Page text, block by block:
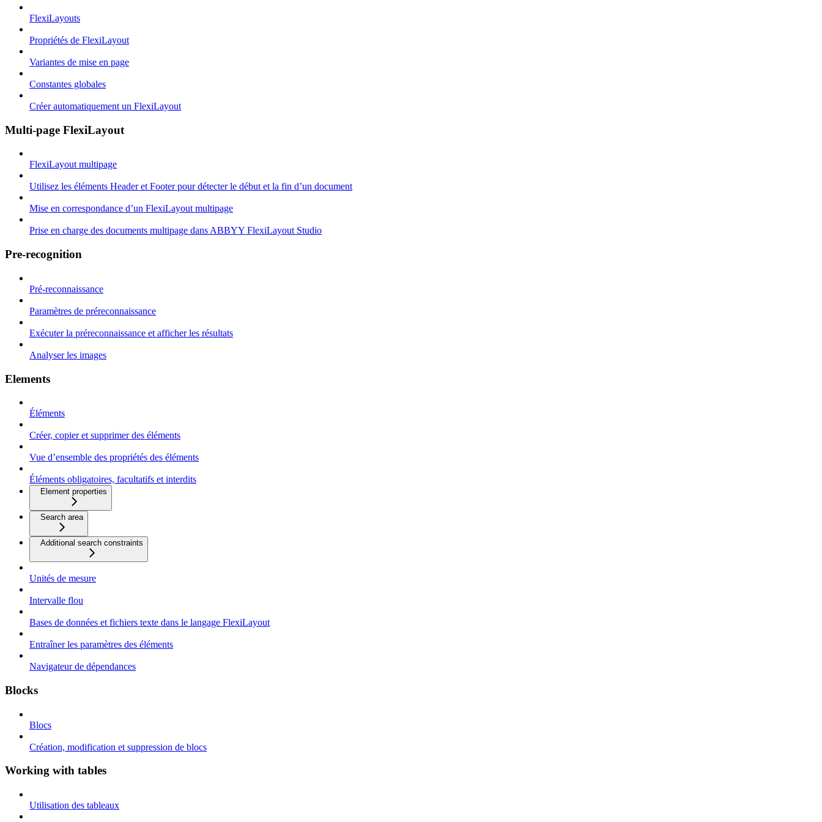
FlexiLayouts
Propriétés de FlexiLayout
Variantes de mise en page
Constantes globales
Créer automatiquement un FlexiLayout
Multi-page FlexiLayout
FlexiLayout multipage
Utilisez les éléments Header et Footer pour détecter le début et la fin d’un document
Mise en correspondance d’un FlexiLayout multipage
Prise en charge des documents multipage dans ABBYY FlexiLayout Studio
Pre-recognition
Pré-reconnaissance
Paramètres de préreconnaissance
Exécuter la préreconnaissance et afficher les résultats
Analyser les images
Elements
Éléments
Créer, copier et supprimer des éléments
Vue d’ensemble des propriétés des éléments
Éléments obligatoires, facultatifs et interdits
Element properties
Search area
Additional search constraints
Unités de mesure
Intervalle flou
Bases de données et fichiers texte dans le langage FlexiLayout
Entraîner les paramètres des éléments
Navigateur de dépendances
Blocks
Blocs
Création, modification et suppression de blocs
Working with tables
Utilisation des tableaux